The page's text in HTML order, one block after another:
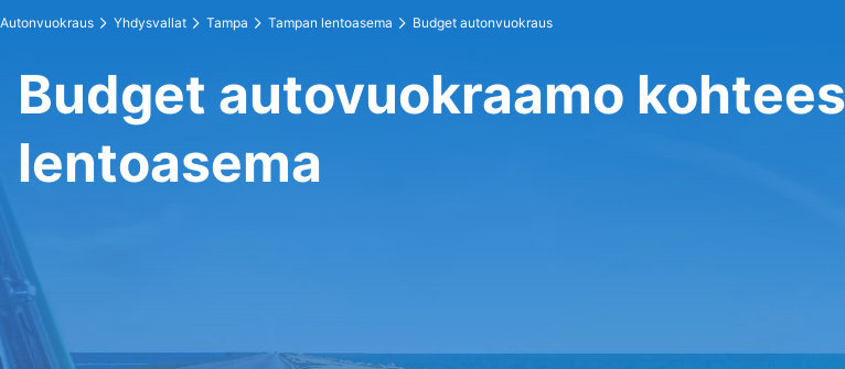
Autonvuokraus Yhdysvallat Tampa Tampan lentoasema Budget autonvuokraus
Budget autovuokraamo
lentoasema